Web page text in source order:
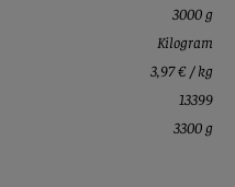
3000 g
Kilogram
3,97 € / kg
13399
3300 g